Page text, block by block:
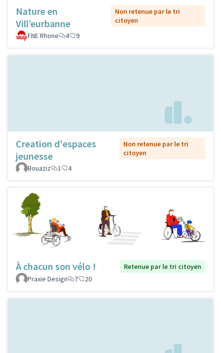
Nature en
Vill’eurbanne
Non retenue par le tri
citoyen
FNE Rhone
4 9
Creation d'espaces
jeunesse
Non retenue par le tri
citoyen
Bouaziz
1 4
À chacun son vélo !
Retenue par le tri citoyen
Praxie Design
7 20